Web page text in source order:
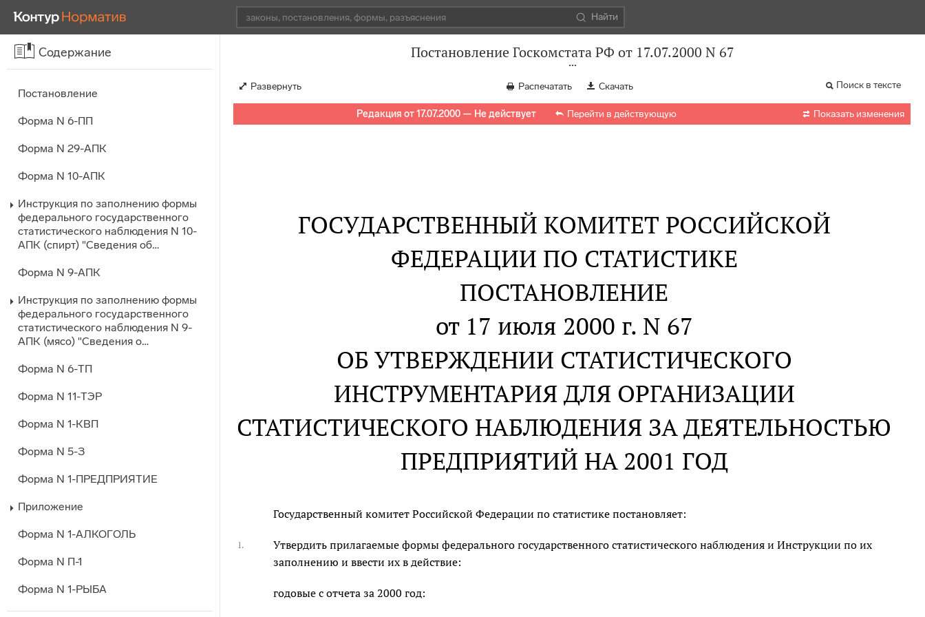
Найти
Содержание
Постановление
Форма N 6-ПП
Форма N 29-АПК
Форма N 10-АПК
Инструкция по заполнению формы
федерального государственного
статистического наблюдения N 10-
АПК (спирт) "Сведения об…
Форма N 9-АПК
Инструкция по заполнению формы
федерального государственного
статистического наблюдения N 9-
АПК (мясо) "Сведения о…
Форма N 6-ТП
Форма N 11-ТЭР
Форма N 1-КВП
Форма N 5-З
Форма N 1-ПРЕДПРИЯТИЕ
Приложение
Форма N 1-АЛКОГОЛЬ
Форма N П-1
Форма N 1-РЫБА
Постановление Госкомстата РФ от 17.07.2000 N 67
Развернуть Распечатать Скачать Поиск в тексте
Редакция от 17.07.2000 — Не действует Перейти в действующую  Показать изменения
ГОСУДАРСТВЕННЫЙ КОМИТЕТ РОССИЙСКОЙ
ФЕДЕРАЦИИ ПО СТАТИСТИКЕ
ПОСТАНОВЛЕНИЕ
от 17 июля 2000 г. N 67
ОБ УТВЕРЖДЕНИИ СТАТИСТИЧЕСКОГО
ИНСТРУМЕНТАРИЯ ДЛЯ ОРГАНИЗАЦИИ
СТАТИСТИЧЕСКОГО НАБЛЮДЕНИЯ ЗА ДЕЯТЕЛЬНОСТЬЮ
ПРЕДПРИЯТИЙ НА 2001 ГОД
Государственный комитет Российской Федерации по статистике постановляет:
1.
Утвердить прилагаемые формы федерального государственного статистического наблюдения и Инструкции по их
заполнению и ввести их в действие:
годовые с отчета за 2000 год: